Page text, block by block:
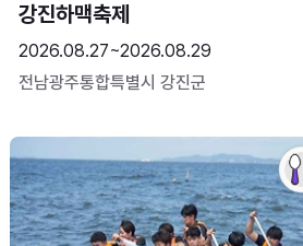
강진하맥축제
2026.08.27~2026.08.29
전남광주통합특별시 강진군